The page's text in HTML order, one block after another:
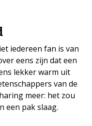
iedereen fan is van
eens zijn dat een
lekker warm uit
van de
meer: het zou
een pak slaag.